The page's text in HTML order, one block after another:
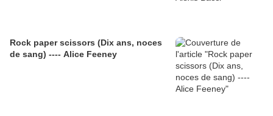
Rock paper scissors (Dix ans, noces
de sang) ---- Alice Feeney